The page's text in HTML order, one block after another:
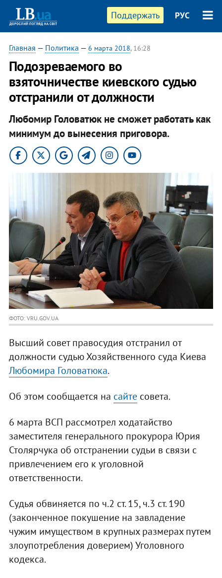
Поддержать РУС
Главная — Политика — 6 марта 2018, 16:28
Подозреваемого во
взяточничестве киевского судью
отстранили от должности
Любомир Головатюк не сможет работать как
минимум до вынесения приговора.
ФОТО: VRU.GOV.UA
Высший совет правосудия отстранил от
должности судью Хозяйственного суда Киева
Любомира Головатюка.
Об этом сообщается на сайтесовета.
6 марта ВСП рассмотрел ходатайство
заместителя генерального прокурора Юрия
Столярчука об отстранении судьи в связи с
привлечением его к уголовной
ответственности.
Судья обвиняется по ч.2 ст. 15, ч.3 ст. 190
(законченное покушение на завладение
чужим имуществом в крупных размерах путем
злоупотребления доверием) Уголовного
кодекса.